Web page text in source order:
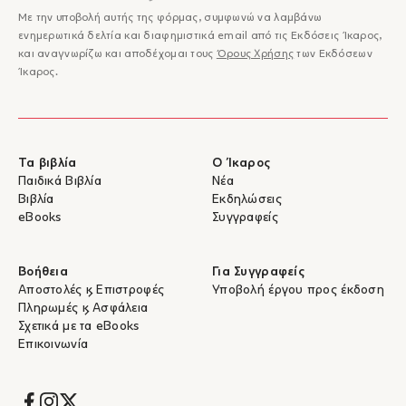
Με την υποβολή αυτής της φόρμας, συμφωνώ να λαμβάνω
ενημερωτικά δελτία και διαφημιστικά email από τις Εκδόσεις Ίκαρος,
και αναγνωρίζω και αποδέχομαι τους Όρους Χρήσης των Εκδόσεων
Ίκαρος.
Τα βιβλία
Παιδικά Βιβλία
Βιβλία
eBooks
Ο Ίκαρος
Νέα
Εκδηλώσεις
Συγγραφείς
Βοήθεια
Αποστολές & Επιστροφές
Πληρωμές & Ασφάλεια
Σχετικά με τα eBooks
Επικοινωνία
Για Συγγραφείς
Υποβολή έργου προς έκδοση
Socials